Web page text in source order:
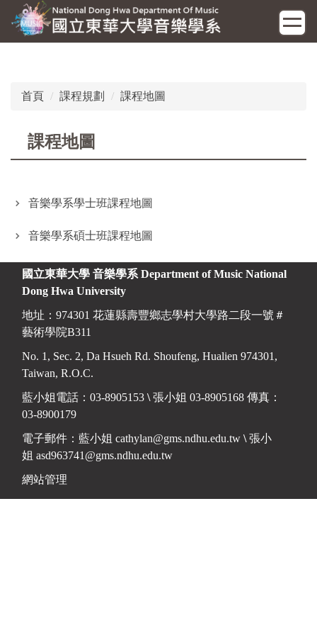
到
主
首頁 課程規劃 課程地圖
課程地圖
音樂學系學士班課程地圖
音樂學系碩士班課程地圖
國立東華大學 音樂學系 Department of Music National
Dong Hwa University
地址：974301 花蓮縣壽豐鄉志學村大學路二段一號＃
藝術學院B311
No. 1, Sec. 2, Da Hsueh Rd. Shoufeng, Hualien 974301,
Taiwan, R.O.C.
藍小姐電話：03-8905153 \ 張小姐 03-8905168 傳真：
03-8900179
電子郵件：藍小姐 cathylan@gms.ndhu.edu.tw \ 張小
姐 asd963741@gms.ndhu.edu.tw
網站管理